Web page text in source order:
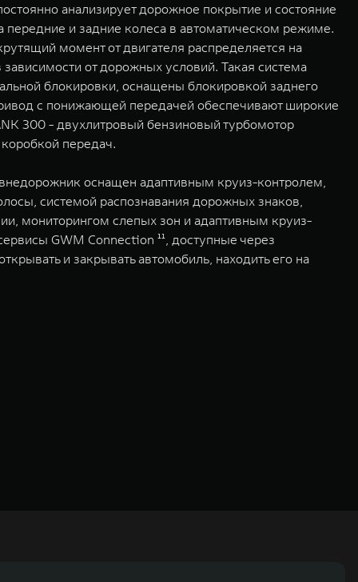
анализирует дорожное покрытие и состояние
и задние колеса в автоматическом режиме.
момент от двигателя распределяется на
от дорожных условий. Такая система
блокировки, оснащены блокировкой заднего
с понижающей передачей обеспечивают широкие
300 - двухлитровый бензиновый турбомотор
передач.
оснащен адаптивным круиз-контролем,
системой распознавания дорожных знаков,
мониторингом слепых зон и адаптивным круиз-
GWM Connection ¹¹, доступные через
и закрывать автомобиль, находить его на